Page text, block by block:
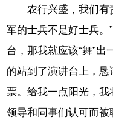
农行兴盛，我们有
军的士兵不是好士兵。
台，那我就应该“舞”
的站到了演讲台上，
票。给我一点阳光，
领导和同事们认可而被